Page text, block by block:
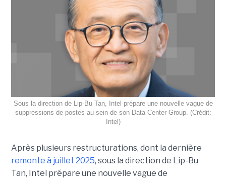
Sous la direction de Lip-Bu Tan, Intel prépare une nouvelle vague de
suppressions de postes au sein de son Data Center Group. (Crédit:
Intel)
Après plusieurs restructurations, dont la dernière
remonte à juillet 2025, sous la direction de Lip-Bu
Tan, Intel prépare une nouvelle vague de